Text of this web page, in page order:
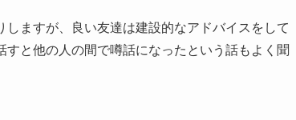
ますが、良い友達は建設的なアドバイスをして
と他の人の間で噂話になったという話もよく聞